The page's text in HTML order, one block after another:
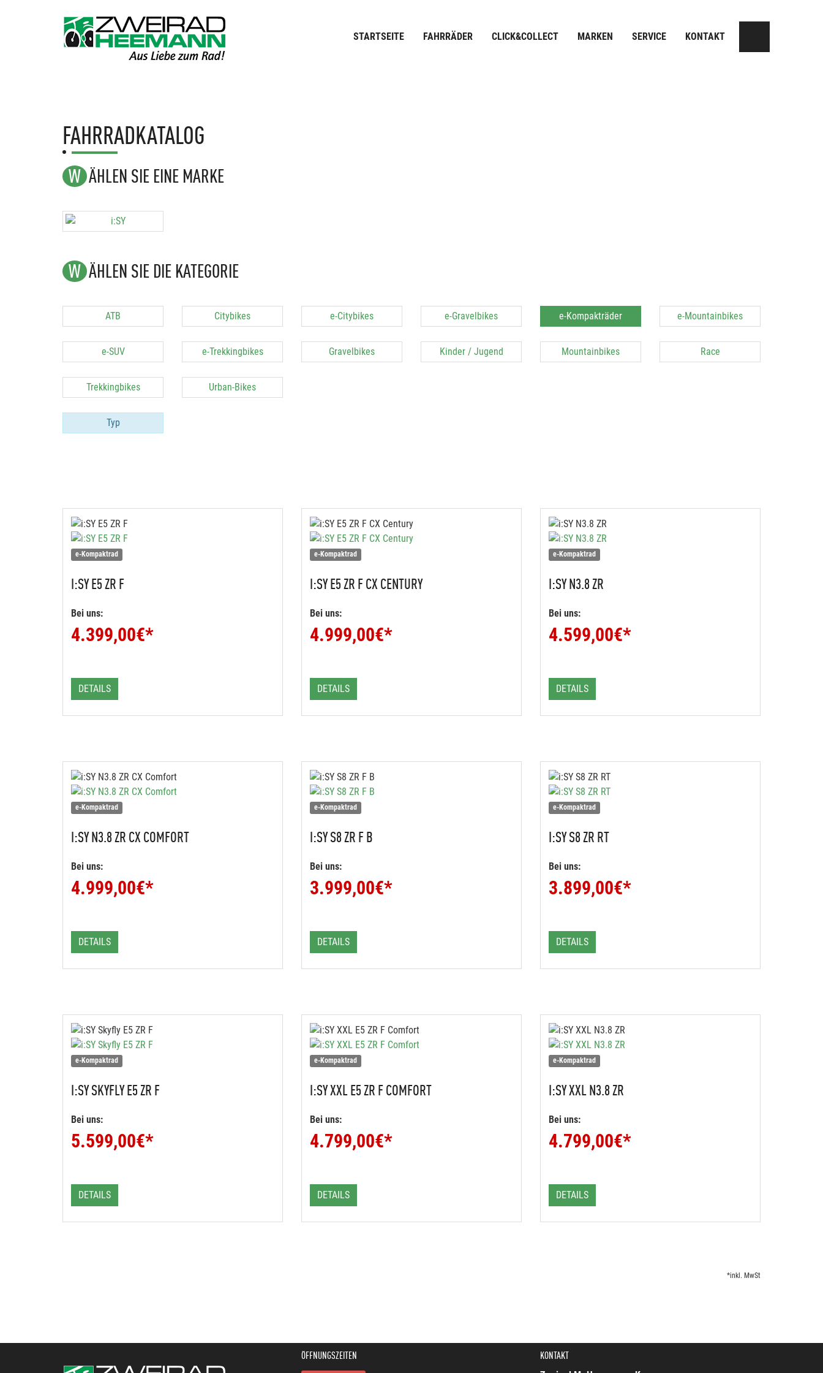
STARTSEITE FAHRRÄDER CLICK&COLLECT MARKEN SERVICE KONTAKT
FAHRRADKATALOG
WÄHLEN SIE EINE MARKE
WÄHLEN SIE DIE KATEGORIE
ATB Citybikes e-Citybikes e-Gravelbikes e-Kompakträder e-Mountainbikes
e-SUV e-Trekkingbikes Gravelbikes Kinder / Jugend Mountainbikes Race
Trekkingbikes Urban-Bikes
Typ
e-Kompaktrad
I:SYE5 ZR F
Bei uns:
4.399,00€*
DETAILS
e-Kompaktrad
I:SYE5 ZR F CX CENTURY
Bei uns:
4.999,00€*
DETAILS
e-Kompaktrad
I:SYN3.8 ZR
Bei uns:
4.599,00€*
DETAILS
e-Kompaktrad
I:SYN3.8 ZR CX COMFORT
Bei uns:
4.999,00€*
DETAILS
e-Kompaktrad
I:SYS8 ZR F B
Bei uns:
3.999,00€*
DETAILS
e-Kompaktrad
I:SYS8 ZR RT
Bei uns:
3.899,00€*
DETAILS
e-Kompaktrad
I:SYSKYFLY E5 ZR F
Bei uns:
5.599,00€*
DETAILS
e-Kompaktrad
I:SYXXL E5 ZR F COMFORT
Bei uns:
4.799,00€*
DETAILS
e-Kompaktrad
I:SYXXL N3.8 ZR
Bei uns:
4.799,00€*
DETAILS
*inkl. MwSt
ÖFFNUNGSZEITEN
KONTAKT